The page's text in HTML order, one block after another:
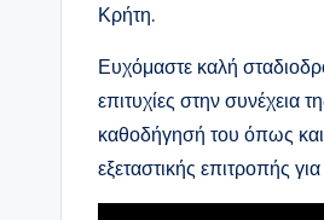
Κρήτη.
Ευχόμαστε καλή
επιτυχίες στην συνέχεια
καθοδήγησή του όπως και
εξεταστικής επιτροπής